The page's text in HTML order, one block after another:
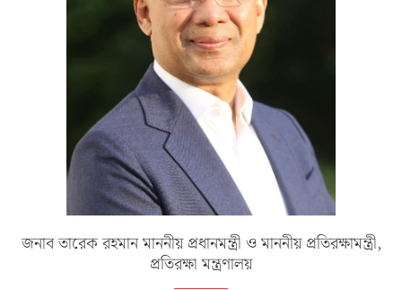
জনাব তারেক রহমান মাননীয় প্রধানমন্ত্রী ও মাননীয় প্রতিরক্ষামন্ত্রী,
প্রতিরক্ষা মন্ত্রণালয়